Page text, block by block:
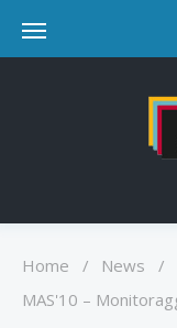
Home / News
/
MAS'10 –